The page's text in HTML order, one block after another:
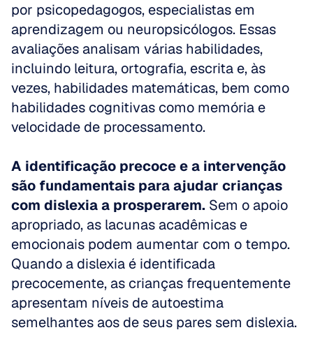
por psicopedagogos, especialistas em
aprendizagem ou neuropsicólogos. Essas
avaliações analisam várias habilidades,
incluindo leitura, ortografia, escrita e, às
vezes, habilidades matemáticas, bem como
habilidades cognitivas como memória e
velocidade de processamento.
A identificação precoce e a intervenção
são fundamentais para ajudar crianças
com dislexia a prosperarem. Sem o apoio
apropriado, as lacunas acadêmicas e
emocionais podem aumentar com o tempo.
Quando a dislexia é identificada
precocemente, as crianças frequentemente
apresentam níveis de autoestima
semelhantes aos de seus pares sem dislexia.